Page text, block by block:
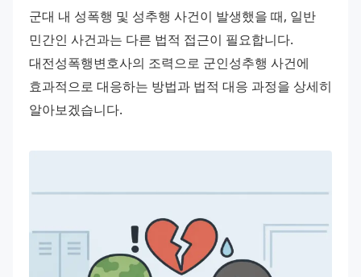
군대 내 성폭행 및 성추행 사건이 발생했을 때, 일반
민간인 사건과는 다른 법적 접근이 필요합니다.
대전성폭행변호사의 조력으로 군인성추행 사건에
효과적으로 대응하는 방법과 법적 대응 과정을 상세히
알아보겠습니다.